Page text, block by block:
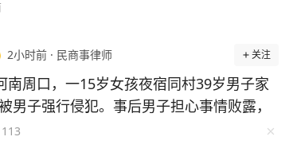
2小时前 · 民商事律师 关注
南周口，一15岁女孩夜宿同村39岁男子家
男子强行侵犯。事后男子担心事情败露，
持镰刀将女孩的父母杀害。后又担心女孩
113